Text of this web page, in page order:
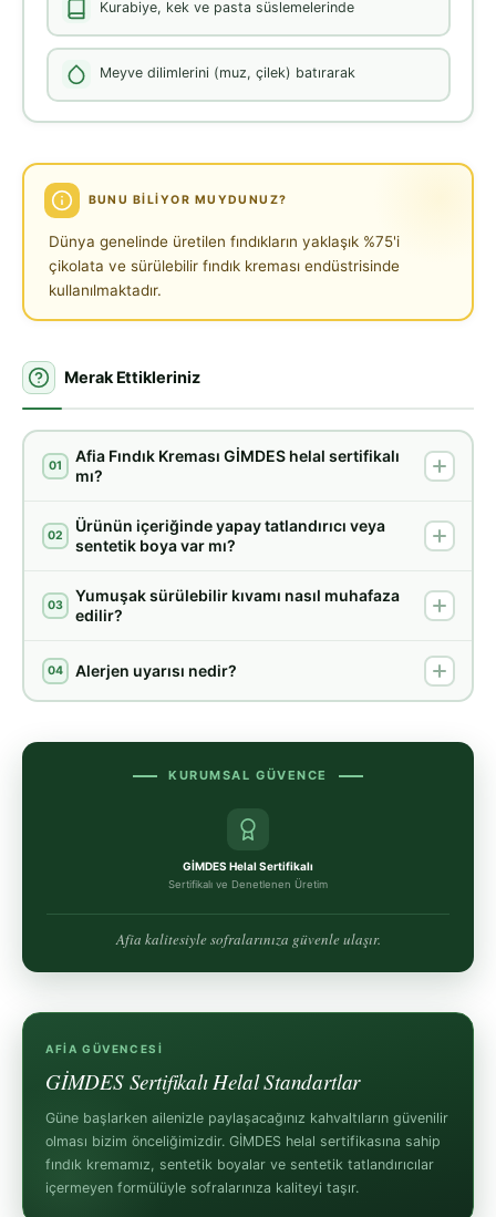
Kurabiye, kek ve pasta süslemelerinde
Meyve dilimlerini (muz, çilek) batırarak
BUNU BILIYOR MUYDUNUZ?
Dünya genelinde üretilen fındıkların yaklaşık %75'i
çikolata ve sürülebilir fındık kreması endüstrisinde
kullanılmaktadır.
Merak Ettikleriniz
01
Afia Fındık Kreması GİMDES helal sertifikalı
mı?
02
Ürünün içeriğinde yapay tatlandırıcı veya
sentetik boya var mı?
03
Yumuşak sürülebilir kıvamı nasıl muhafaza
edilir?
04 Alerjen uyarısı nedir?
KURUMSAL GÜVENCE
GİMDES Helal Sertifikalı
Sertifikalı ve Denetlenen Üretim
Afia kalitesiyle sofralarınıza güvenle ulaşır.
AFIA GÜVENCESI
GİMDES Sertifikalı Helal Standartlar
Güne başlarken ailenizle paylaşacağınız kahvaltıların güvenilir
olması bizim önceliğimizdir. GİMDES helal sertifikasına sahip
fındık kremamız, sentetik boyalar ve sentetik tatlandırıcılar
içermeyen formülüyle sofralarınıza kaliteyi taşır.